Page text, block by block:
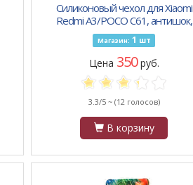
Силиконовый чехол для Xiaomi
Redmi A3/POCO C61, антишок,
принт, капибара пьёт кофе
Магазин: 1 шт
Цена 350руб.
3.3/5 ~ (12 голосов)
В корзину